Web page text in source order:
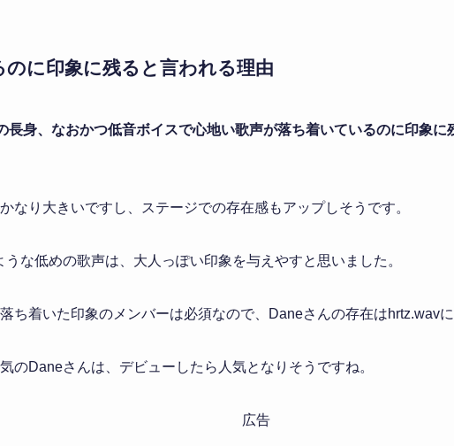
に印象に残ると言われる理由
長身、なおかつ低音ボイスで心地い歌声が落ち着いているのに印象に
なり大きいですし、ステージでの存在感もアップしそうです。
な低めの歌声は、大人っぽい印象を与えやすと思いました。
ち着いた印象のメンバーは必須なので、Daneさんの存在はhrtz.wav
のDaneさんは、デビューしたら人気となりそうですね。
広告